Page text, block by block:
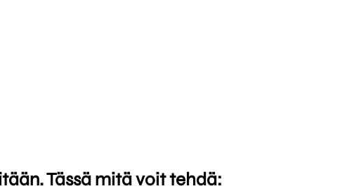
Tässä mitä voit tehdä: